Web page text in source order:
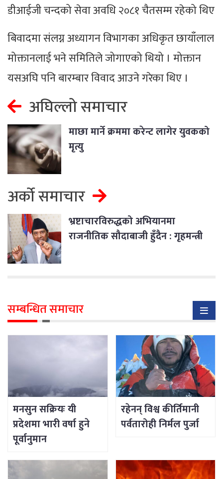
डीआईजी चन्दको सेवा अवधि २०८१ चैतसम्म रहेको थिए
बिवादमा संलग्न अध्यागन विभागका अधिकृत छायाँलाल
मोक्तानलाई भने समितिले जोगाएको थियो । मोक्तान
यसअघि पनि बारम्बार विवाद आउने गरेका थिए ।
अघिल्लो समाचार
माछा मार्ने क्रममा करेन्ट लागेर युवकको
मृत्यु
अर्को समाचार
भ्रष्टाचारविरुद्धको अभियानमा
राजनीतिक सौदाबाजी हुँदैन : गृहमन्त्री
सम्बन्धित समाचार
मनसुन सक्रियः यी
प्रदेशमा भारी वर्षा हुने
पूर्वानुमान
रहेनन् विश्व कीर्तिमानी
पर्वतारोही निर्मल पुर्जा